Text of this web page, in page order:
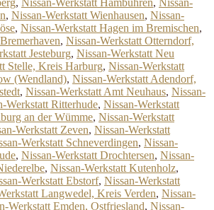
, Nissan-Werkstatt Hambühren, Nissan-
, Nissan-Werkstatt Wienhausen, Nissan-
, Nissan-Werkstatt Hagen im Bremischen,
, Nissan-Werkstatt Otterndorf,
Jesteburg, Nissan-Werkstatt Neu
Stelle, Kreis Harburg, Nissan-Werkstatt
(Wendland), Nissan-Werkstatt Adendorf,
, Nissan-Werkstatt Amt Neuhaus, Nissan-
Werkstatt Ritterhude, Nissan-Werkstatt
an der Wümme, Nissan-Werkstatt
Werkstatt Zeven, Nissan-Werkstatt
Werkstatt Schneverdingen, Nissan-
, Nissan-Werkstatt Drochtersen, Nissan-
, Nissan-Werkstatt Kutenholz,
Werkstatt Ebstorf, Nissan-Werkstatt
Langwedel, Kreis Verden, Nissan-
Werkstatt Emden, Ostfriesland, Nissan-